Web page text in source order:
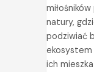
natury,
podziwiać
ich